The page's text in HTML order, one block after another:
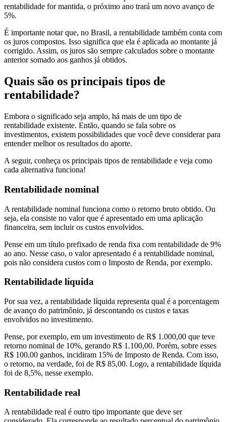
rentabilidade for mantida, o próximo ano trará um novo avanço de
5%.
É importante notar que, no Brasil, a rentabilidade também conta com
os juros compostos. Isso significa que ela é aplicada ao montante já
corrigido. Assim, os juros são sempre calculados sobre o montante
anterior somado aos ganhos já obtidos.
Quais são os principais tipos de
rentabilidade?
Embora o significado seja amplo, há mais de um tipo de
rentabilidade existente. Então, quando se fala sobre os
investimentos, existem possibilidades que você deve considerar para
entender melhor os resultados do aporte.
A seguir, conheça os principais tipos de rentabilidade e veja como
cada alternativa funciona!
Rentabilidade nominal
A rentabilidade nominal funciona como o retorno bruto obtido. Ou
seja, ela consiste no valor que é apresentado em uma aplicação
financeira, sem incluir os custos envolvidos.
Pense em um título prefixado de renda fixa com rentabilidade de 9%
ao ano. Nesse caso, o valor apresentado é a rentabilidade nominal,
pois não considera custos com o Imposto de Renda, por exemplo.
Rentabilidade líquida
Por sua vez, a rentabilidade líquida representa qual é a porcentagem
de avanço do patrimônio, já descontando os custos e taxas
envolvidos no investimento.
Pense, por exemplo, em um investimento de R$ 1.000,00 que teve
retorno nominal de 10%, gerando R$ 1.100,00. Porém, sobre esses
R$ 100,00 ganhos, incidiram 15% de Imposto de Renda. Com isso,
o retorno, na verdade, foi de R$ 85,00. Logo, a rentabilidade líquida
foi de 8,5%, nesse exemplo.
Rentabilidade real
A rentabilidade real é outro tipo importante que deve ser